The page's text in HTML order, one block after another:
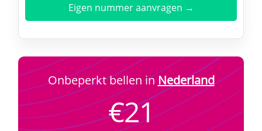
Eigen nummer aanvragen →
Onbeperkt bellen inNederland
€21